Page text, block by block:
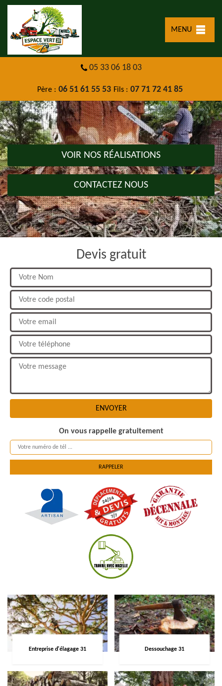
MENU
05 33 06 18 03
Père : 06 51 61 55 53 Fils : 07 71 72 41 85
VOIR NOS RÉALISATIONS
CONTACTEZ NOUS
Devis gratuit
On vous rappelle gratuitement
Entreprise d'élagage 31 Dessouchage 31